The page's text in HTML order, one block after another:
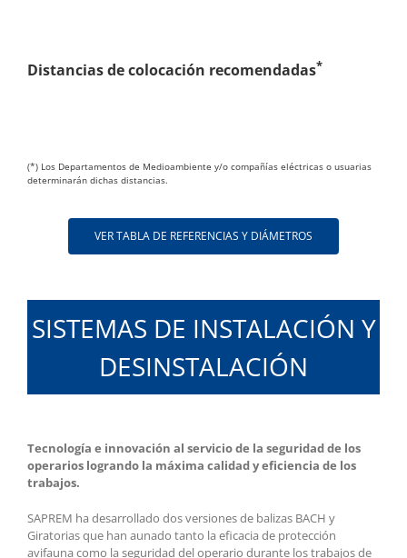
Distancias de colocación recomendadas*
(*) Los Departamentos de Medioambiente y/o compañías eléctricas o usuarias
determinarán dichas distancias.
VER TABLA DE REFERENCIAS Y DIÁMETROS
SISTEMAS DE INSTALACIÓN Y
DESINSTALACIÓN
Tecnología e innovación al servicio de la seguridad de los
operarios logrando la máxima calidad y eficiencia de los
trabajos.
SAPREM ha desarrollado dos versiones de balizas BACH y
Giratorias que han aunado tanto la eficacia de protección
avifauna como la seguridad del operario durante los trabajos de